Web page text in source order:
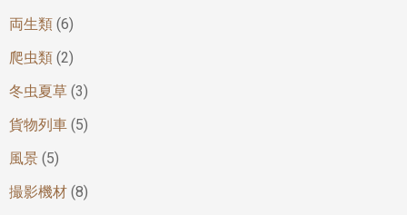
両生類 (6)
爬虫類 (2)
冬虫夏草 (3)
貨物列車 (5)
風景 (5)
撮影機材 (8)